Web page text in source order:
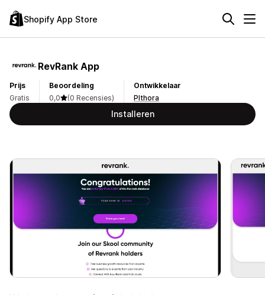
Shopify App Store
RevRank App
Prijs
Gratis
Beoordeling
0,0
(0 Recensies)
Ontwikkelaar
Plthora
Installeren